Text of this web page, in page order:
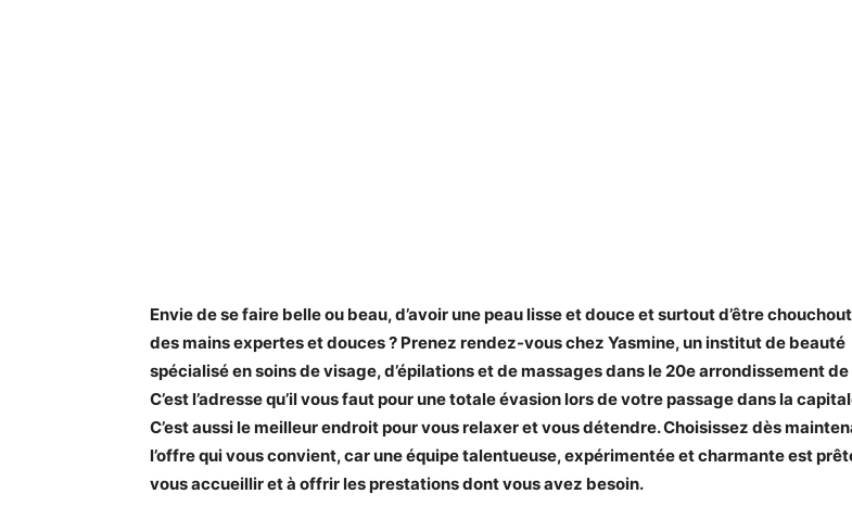
Envie de se faire belle ou beau, d’avoir une peau lisse et douce et surtout d’être
des mains expertes et douces ? Prenez rendez-vous chez Yasmine, un institut de beauté
spécialisé en soins de visage, d’épilations et de massages dans le 20e arrondissement de
C’est l’adresse qu’il vous faut pour une totale évasion lors de votre passage dans la
C’est aussi le meilleur endroit pour vous relaxer et vous détendre. Choisissez dès
l’offre qui vous convient, car une équipe talentueuse, expérimentée et charmante est
vous accueillir et à offrir les prestations dont vous avez besoin.